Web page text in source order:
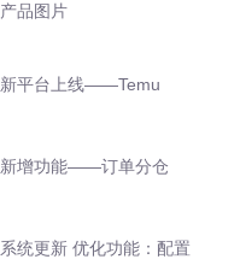
产品图片
新平台上线——Temu
新增功能——订单分仓
系统更新 优化功能：配置